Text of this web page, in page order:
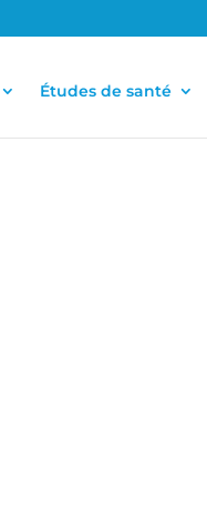
Études de santé